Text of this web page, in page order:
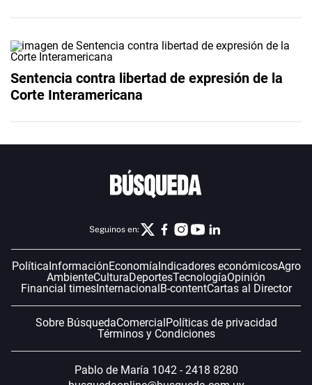
Sentencia contra libertad de expresión de la
Corte Interamericana
Seguinos en:
Política InformaciónEconomía Indicadores económicosAgro
AmbienteCulturaDeportesTecnologíaOpinión
Financial timesInternacional B-contentCartas al Director
Sobre BúsquedaComercial Políticas de privacidad
Términos y Condiciones
Pablo de María 1042 - 2418 8280